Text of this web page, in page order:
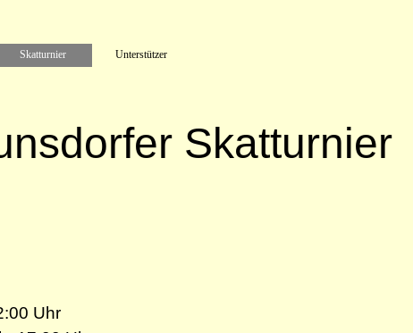
überspringen
Skatturnier Unterstützer
Skatturnier
Uhr